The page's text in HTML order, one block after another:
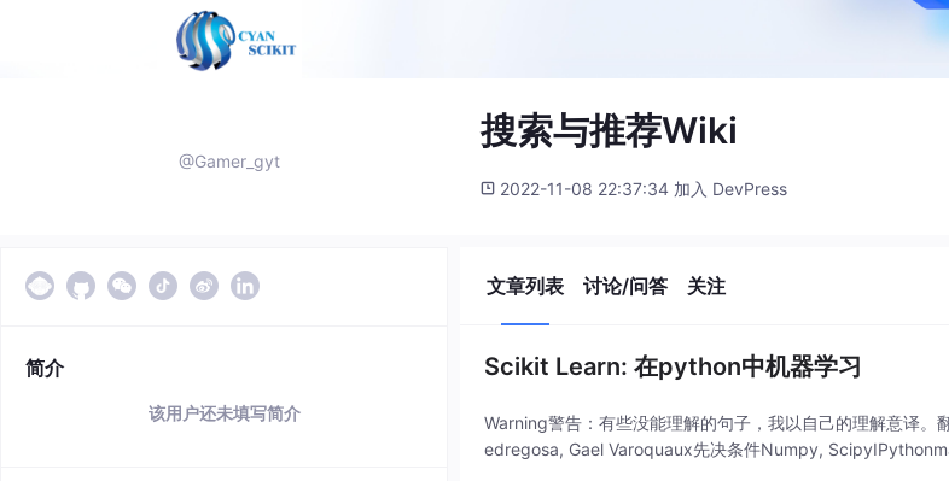
@Gamer_gyt
搜索与推荐Wiki
2022-11-08 22:37:34 加入 DevPress
简介
该用户还未填写简介
文章列表 讨论/问答 关注
Scikit Learn: 在python中机器学习
Warning警告：有些没能理解的句子，我以自己的理解意译
edregosa, Gael Varoquaux先决条件Numpy,